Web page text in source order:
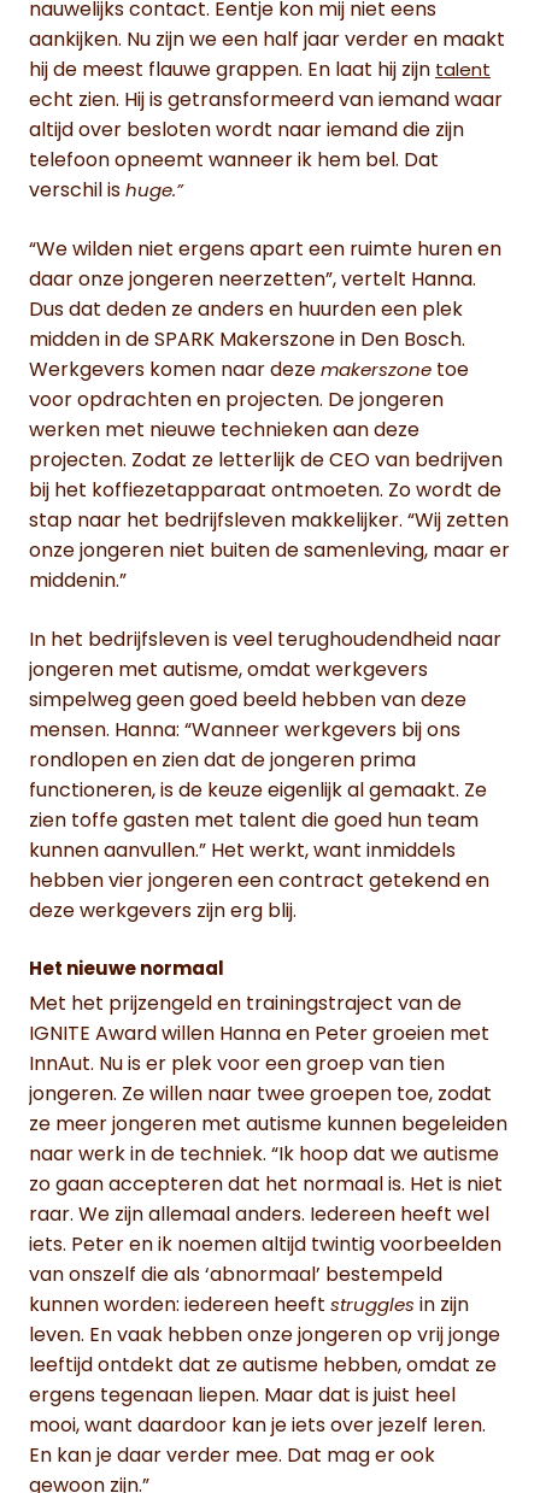
nauwelijks contact. Eentje kon mij niet eens
aankijken. Nu zijn we een half jaar verder en maakt
hij de meest flauwe grappen. En laat hij zijn talent
echt zien. Hij is getransformeerd van iemand waar
altijd over besloten wordt naar iemand die zijn
telefoon opneemt wanneer ik hem bel. Dat
verschil is huge.”
“We wilden niet ergens apart een ruimte huren en
daar onze jongeren neerzetten”, vertelt Hanna.
Dus dat deden ze anders en huurden een plek
midden in de SPARK Makerszone in Den Bosch.
Werkgevers komen naar deze makerszone toe
voor opdrachten en projecten. De jongeren
werken met nieuwe technieken aan deze
projecten. Zodat ze letterlijk de CEO van bedrijven
bij het koffiezetapparaat ontmoeten. Zo wordt de
stap naar het bedrijfsleven makkelijker. “Wij zetten
onze jongeren niet buiten de samenleving, maar er
middenin.”
In het bedrijfsleven is veel terughoudendheid naar
jongeren met autisme, omdat werkgevers
simpelweg geen goed beeld hebben van deze
mensen. Hanna: “Wanneer werkgevers bij ons
rondlopen en zien dat de jongeren prima
functioneren, is de keuze eigenlijk al gemaakt. Ze
zien toffe gasten met talent die goed hun team
kunnen aanvullen.” Het werkt, want inmiddels
hebben vier jongeren een contract getekend en
deze werkgevers zijn erg blij.
Het nieuwe normaal
Met het prijzengeld en trainingstraject van de
IGNITE Award willen Hanna en Peter groeien met
InnAut. Nu is er plek voor een groep van tien
jongeren. Ze willen naar twee groepen toe, zodat
ze meer jongeren met autisme kunnen begeleiden
naar werk in de techniek. “Ik hoop dat we autisme
zo gaan accepteren dat het normaal is. Het is niet
raar. We zijn allemaal anders. Iedereen heeft wel
iets. Peter en ik noemen altijd twintig voorbeelden
van onszelf die als ‘abnormaal’ bestempeld
kunnen worden: iedereen heeft struggles in zijn
leven. En vaak hebben onze jongeren op vrij jonge
leeftijd ontdekt dat ze autisme hebben, omdat ze
ergens tegenaan liepen. Maar dat is juist heel
mooi, want daardoor kan je iets over jezelf leren.
En kan je daar verder mee. Dat mag er ook
gewoon zijn.”